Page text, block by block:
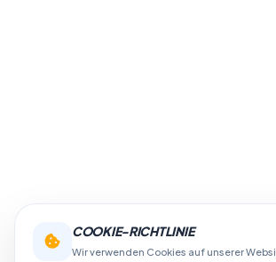
​COOKIE-RICHTLINIE